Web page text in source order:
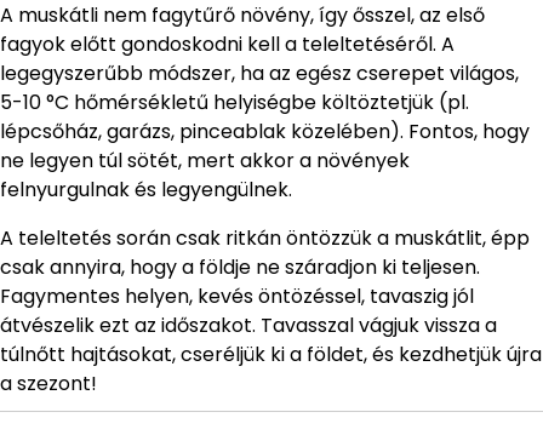
A muskátli nem fagytűrő növény, így ősszel, az első
fagyok előtt gondoskodni kell a teleltetéséről. A
legegyszerűbb módszer, ha az egész cserepet világos,
5-10 °C hőmérsékletű helyiségbe költöztetjük (pl.
lépcsőház, garázs, pinceablak közelében). Fontos, hogy
ne legyen túl sötét, mert akkor a növények
felnyurgulnak és legyengülnek.
A teleltetés során csak ritkán öntözzük a muskátlit, épp
csak annyira, hogy a földje ne száradjon ki teljesen.
Fagymentes helyen, kevés öntözéssel, tavaszig jól
átvészelik ezt az időszakot. Tavasszal vágjuk vissza a
túlnőtt hajtásokat, cseréljük ki a földet, és kezdhetjük újra
a szezont!